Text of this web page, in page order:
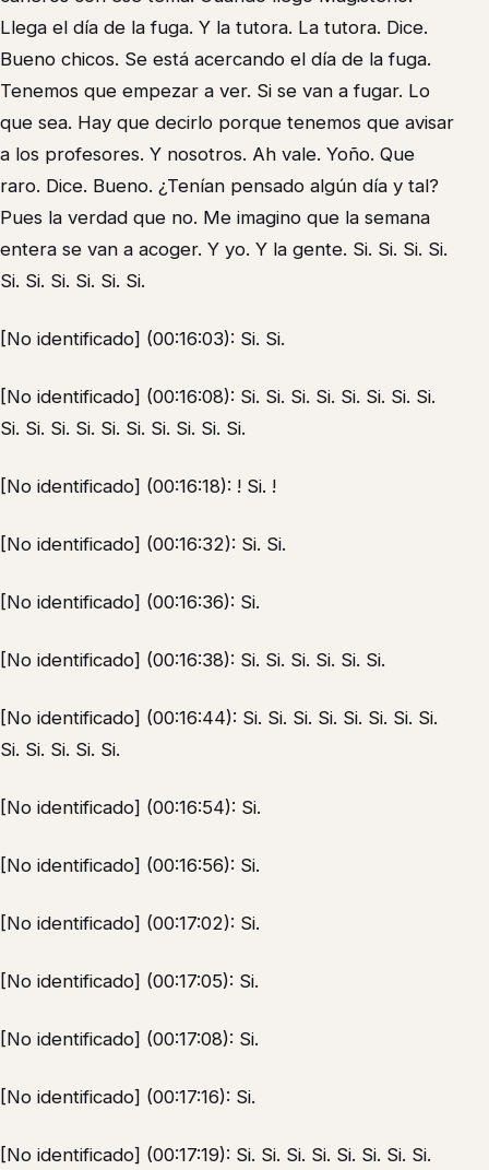
Llega el día de la fuga. Y la tutora. La tutora. Dice.
Bueno chicos. Se está acercando el día de la fuga.
Tenemos que empezar a ver. Si se van a fugar. Lo
que sea. Hay que decirlo porque tenemos que avisar
a los profesores. Y nosotros. Ah vale. Yoño. Que
raro. Dice. Bueno. ¿Tenían pensado algún día y tal?
Pues la verdad que no. Me imagino que la semana
entera se van a acoger. Y yo. Y la gente. Si. Si. Si. Si.
Si. Si. Si. Si. Si. Si.
[No identificado] (00:16:03): Si. Si.
[No identificado] (00:16:08): Si. Si. Si. Si. Si. Si. Si. Si.
Si. Si. Si. Si. Si. Si. Si. Si. Si. Si.
[No identificado] (00:16:18): ! Si. !
[No identificado] (00:16:32): Si. Si.
[No identificado] (00:16:36): Si.
[No identificado] (00:16:38): Si. Si. Si. Si. Si. Si.
[No identificado] (00:16:44): Si. Si. Si. Si. Si. Si. Si. Si.
Si. Si. Si. Si. Si.
[No identificado] (00:16:54): Si.
[No identificado] (00:16:56): Si.
[No identificado] (00:17:02): Si.
[No identificado] (00:17:05): Si.
[No identificado] (00:17:08): Si.
[No identificado] (00:17:16): Si.
[No identificado] (00:17:19): Si. Si. Si. Si. Si. Si. Si. Si.